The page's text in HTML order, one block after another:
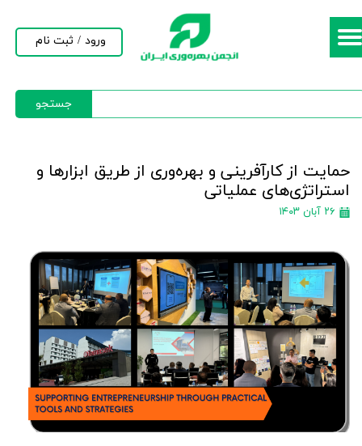
جستجو
ورود / ثبت نام
حساب کاربری من
حمایت از کارآفرینی و بهره‌وری از طریق ابزارها و
استراتژی‌های عملیاتی
۲۶ آبان ۱۴۰۳